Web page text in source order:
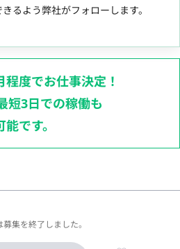
るよう弊社がフォローします。
程度でお仕事決定！
短3日での稼働も
能です。
集を終了しました。